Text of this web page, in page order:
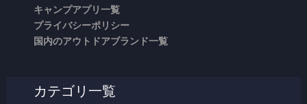
キャンプアプリ一覧
プライバシーポリシー
国内のアウトドアブランド一覧
カテゴリ一覧